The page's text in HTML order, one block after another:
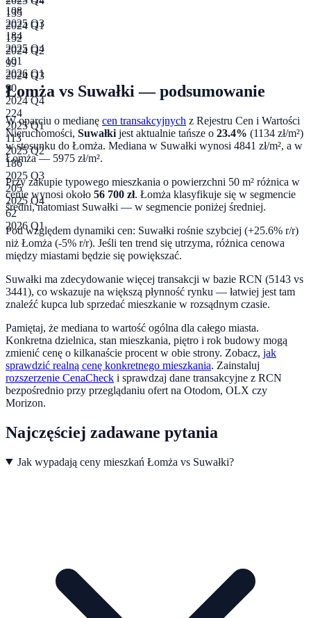
108
2025 Q3
184
2025 Q4
101
2026 Q1
135
2024 Q1
152
2024 Q2
99
2024 Q3
90
2024 Q4
224
2025 Q1
113
2025 Q2
186
2025 Q3
205
2025 Q4
62
2026 Q1
Łomża vs Suwałki — podsumowanie
W oparciu o medianę cen transakcyjnych z Rejestru Cen i Wartości
Nieruchomości, Suwałki jest aktualnie tańsze o 23.4% (1134 zł/m²)
w stosunku do Łomża. Mediana w Suwałki wynosi 4841 zł/m², a w
Łomża— 5975 zł/m².
Przy zakupie typowego mieszkania o powierzchni 50 m² różnica w
cenie wynosi około 56 700 zł. Łomża klasyfikuje się w segmencie
średni, natomiast Suwałki — w segmencie poniżej średniej.
Pod względem dynamiki cen: Suwałki rośnie szybciej (+25.6% r/r)
niż Łomża (-5% r/r). Jeśli ten trend się utrzyma, różnica cenowa
między miastami będzie się powiększać.
Suwałki ma zdecydowanie więcej transakcji w bazie RCN (5143 vs
3441), co wskazuje na większą płynność rynku — łatwiej jest tam
znaleźć kupca lub sprzedać mieszkanie w rozsądnym czasie.
Pamiętaj, że mediana to wartość ogólna dla całego miasta.
Konkretna dzielnica, stan mieszkania, piętro i rok budowy mogą
zmienić cenę o kilkanaście procent w obie strony. Zobacz, jak
sprawdzić realną cenę konkretnego mieszkania. Zainstaluj
rozszerzenie CenaCheck i sprawdzaj dane transakcyjne z RCN
bezpośrednio przy przeglądaniu ofert na Otodom, OLX czy
Morizon.
Najczęściej zadawane pytania
Jak wypadają ceny mieszkań Łomża vs Suwałki?